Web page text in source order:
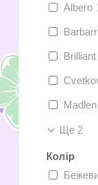
Albero
Brilliant
Madlen
Ще 2
Колір